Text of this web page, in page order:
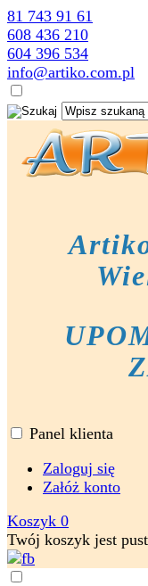
81 743 91 61
608 436 210
604 396 534
info@artiko.com.pl
Panel klienta
Zaloguj się
Załóż konto
Koszyk 0
Twój koszyk jest